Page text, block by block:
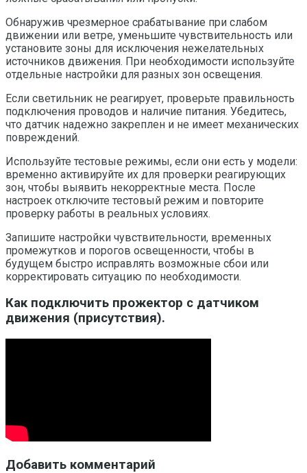
Обнаружив чрезмерное срабатывание при слабом
движении или ветре, уменьшите чувствительность или
установите зоны для исключения нежелательных
источников движения. При необходимости используйте
отдельные настройки для разных зон освещения.
Если светильник не реагирует, проверьте правильность
подключения проводов и наличие питания. Убедитесь,
что датчик надежно закреплен и не имеет механических
повреждений.
Используйте тестовые режимы, если они есть у модели:
временно активируйте их для проверки реагирующих
зон, чтобы выявить некорректные места. После
настроек отключите тестовый режим и повторите
проверку работы в реальных условиях.
Запишите настройки чувствительности, временных
промежутков и порогов освещенности, чтобы в
будущем быстро исправлять возможные сбои или
корректировать ситуацию по необходимости.
Как подключить прожектор с датчиком
движения (присутствия).
Добавить комментарий